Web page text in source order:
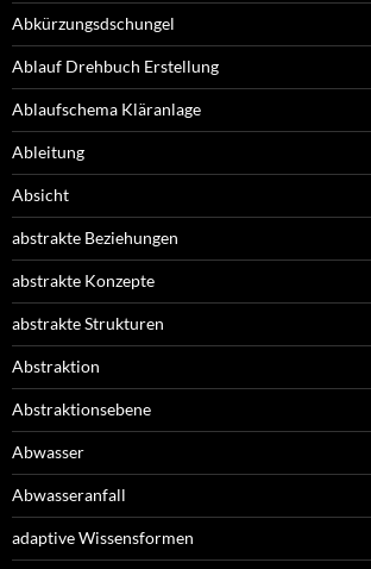
Abkürzungsdschungel
Ablauf Drehbuch Erstellung
Ablaufschema Kläranlage
Ableitung
Absicht
abstrakte Beziehungen
abstrakte Konzepte
abstrakte Strukturen
Abstraktion
Abstraktionsebene
Abwasser
Abwasseranfall
adaptive Wissensformen